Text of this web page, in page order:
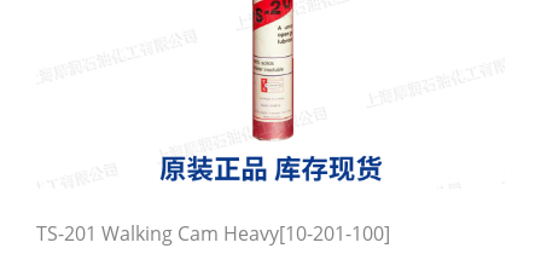
TS-201 Walking Cam Heavy[10-201-100]